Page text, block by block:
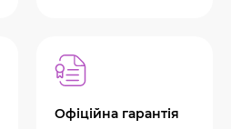
Офіційна гарантія